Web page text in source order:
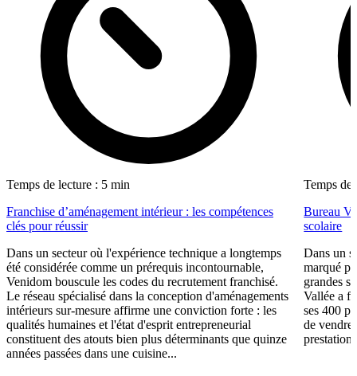
Temps de lecture : 5 min
Franchise d’aménagement intérieur : les compétences
clés pour réussir
Dans un secteur où l'expérience technique a longtemps
été considérée comme un prérequis incontournable,
Venidom bouscule les codes du recrutement franchisé.
Le réseau spécialisé dans la conception d'aménagements
intérieurs sur-mesure affirme une conviction forte : les
qualités humaines et l'état d'esprit entrepreneurial
constituent des atouts bien plus déterminants que quinze
années passées dans une cuisine...
Temps de
Bureau
scolaire
Dans un
marqué
grandes
Vallée a
ses 400
de vendre